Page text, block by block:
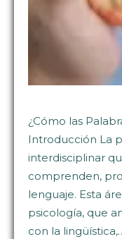
¿Cómo las
Introducción La
interdisciplinar
comprenden,
lenguaje. Esta
psicología, que
con la